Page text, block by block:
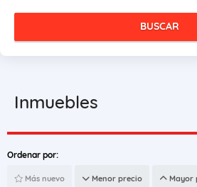
BUSCAR
Inmuebles
Ordenar por:
Más nuevo Menor precio Mayor